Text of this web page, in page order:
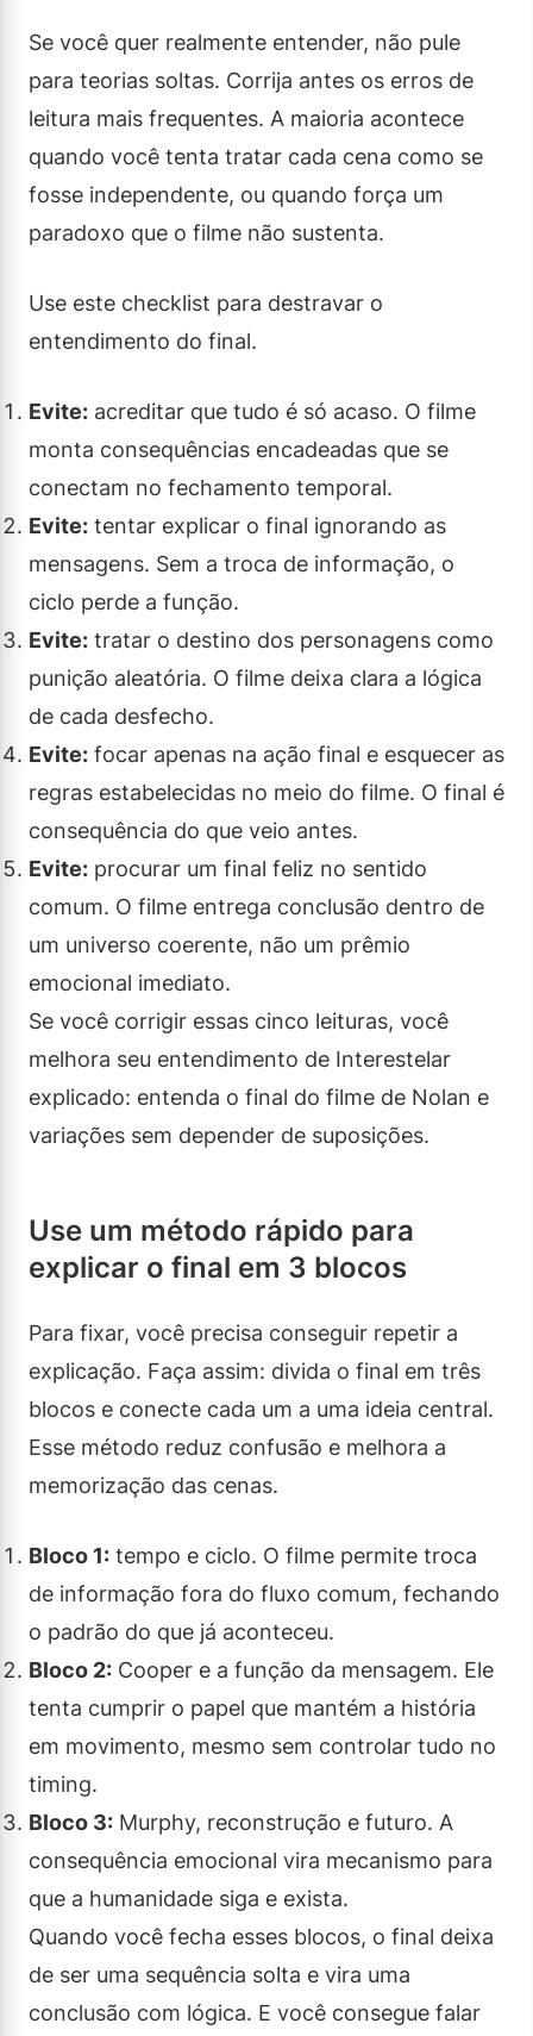
Se você quer realmente entender, não pule
para teorias soltas. Corrija antes os erros de
leitura mais frequentes. A maioria acontece
quando você tenta tratar cada cena como se
fosse independente, ou quando força um
paradoxo que o filme não sustenta.
Use este checklist para destravar o
entendimento do final.
Evite: acreditar que tudo é só acaso. O filme
monta consequências encadeadas que se
conectam no fechamento temporal.
Evite: tentar explicar o final ignorando as
mensagens. Sem a troca de informação, o
ciclo perde a função.
Evite: tratar o destino dos personagens como
punição aleatória. O filme deixa clara a lógica
de cada desfecho.
Evite: focar apenas na ação final e esquecer as
regras estabelecidas no meio do filme. O final é
consequência do que veio antes.
Evite: procurar um final feliz no sentido
comum. O filme entrega conclusão dentro de
um universo coerente, não um prêmio
emocional imediato.
Se você corrigir essas cinco leituras, você
melhora seu entendimento de Interestelar
explicado: entenda o final do filme de Nolan e
variações sem depender de suposições.
Use um método rápido para
explicar o final em 3 blocos
Para fixar, você precisa conseguir repetir a
explicação. Faça assim: divida o final em três
blocos e conecte cada um a uma ideia central.
Esse método reduz confusão e melhora a
memorização das cenas.
Bloco 1: tempo e ciclo. O filme permite troca
de informação fora do fluxo comum, fechando
o padrão do que já aconteceu.
Bloco 2: Cooper e a função da mensagem. Ele
tenta cumprir o papel que mantém a história
em movimento, mesmo sem controlar tudo no
timing.
Bloco 3: Murphy, reconstrução e futuro. A
consequência emocional vira mecanismo para
que a humanidade siga e exista.
Quando você fecha esses blocos, o final deixa
de ser uma sequência solta e vira uma
conclusão com lógica. E você consegue falar